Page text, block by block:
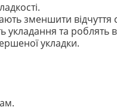
зменшити відчуття
та роблять
укладки.